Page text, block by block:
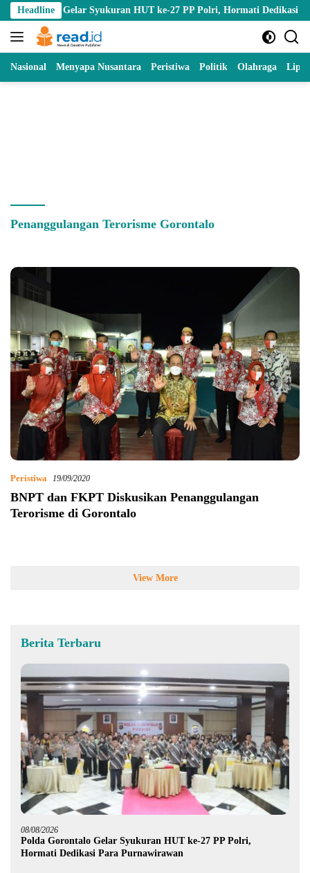
Skip
to
content
Headline
Gelar Syukuran HUT ke-27 PP Polri, Hormati Dedikasi Para
Nasional Menyapa Nusantara Peristiwa Politik Olahraga
Penanggulangan Terorisme Gorontalo
Peristiwa 19/09/2020
BNPT dan FKPT Diskusikan Penanggulangan
Terorisme di Gorontalo
View More
Berita Terbaru
08/08/2026
Polda Gorontalo Gelar Syukuran HUT ke-27 PP Polri,
Hormati Dedikasi Para Purnawirawan